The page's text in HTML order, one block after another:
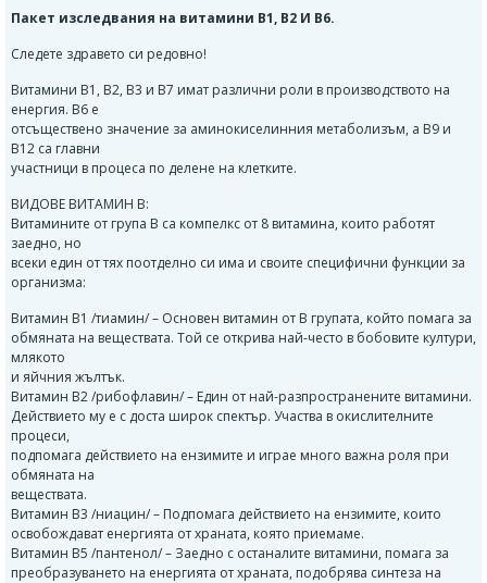
Пакет изследвания на витамини В1, В2 И В6.
Следете здравето си редовно!
Витамини B1, B2, B3 и B7 имат различни роли в производството на
енергия. B6 е
отсъществено значение за аминокиселинния метаболизъм, а B9 и
B12 са главни
участници в процеса по делене на клетките.
ВИДОВЕ ВИТАМИН B:
Витамините от група B са компелкс от 8 витамина, които работят
заедно, но
всеки един от тях поотделно си има и своите специфични функции за
организма:
Витамин B1 /тиамин/ – Основен витамин от B групата, който помага за
обмяната на веществата. Той се открива най-често в бобовите култури,
млякото
и яйчния жълтък.
Витамин B2 /рибофлавин/ – Един от най-разпространените витамини.
Действието му е с доста широк спектър. Участва в окислителните
процеси,
подпомага действието на ензимите и играе много важна роля при
обмяната на
веществата.
Витамин B3 /ниацин/ – Подпомага действието на ензимите, които
освобождават енергията от храната, която приемаме.
Витамин B5 /пантенол/ – Заедно с останалите витамини, помага за
преобразуването на енергията от храната, подобрява синтеза на